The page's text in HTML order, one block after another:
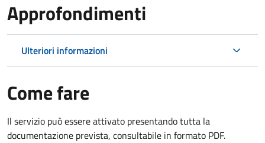
Approfondimenti
Ulteriori informazioni
Come fare
Il servizio può essere attivato presentando tutta la
documentazione prevista, consultabile in formato PDF.